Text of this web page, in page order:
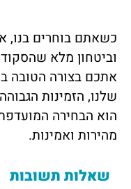
כשאתם בוחרים
וביטחון מלא
אתכם בצורה הטובה
שלנו, הזמינות
הוא הבחירה
מהירות ואמינות.
שאלות תשובות